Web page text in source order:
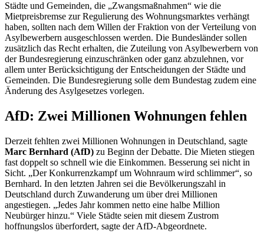
Städte und Gemeinden, die „Zwangsmaßnahmen“ wie die
Mietpreisbremse zur Regulierung des Wohnungsmarktes verhängt
haben, sollten nach dem Willen der Fraktion von der Verteilung von
Asylbewerbern ausgeschlossen werden. Die Bundesländer sollen
zusätzlich das Recht erhalten, die Zuteilung von Asylbewerbern von
der Bundesregierung einzuschränken oder ganz abzulehnen, vor
allem unter Berücksichtigung der Entscheidungen der Städte und
Gemeinden. Die Bundesregierung solle dem Bundestag zudem eine
Änderung des Asylgesetzes vorlegen.
AfD: Zwei Millionen Wohnungen fehlen
Derzeit fehlten zwei Millionen Wohnungen in Deutschland, sagte
Marc Bernhard (AfD) zu Beginn der Debatte. Die Mieten stiegen
fast doppelt so schnell wie die Einkommen. Besserung sei nicht in
Sicht. „Der Konkurrenzkampf um Wohnraum wird schlimmer“, so
Bernhard. In den letzten Jahren sei die Bevölkerungszahl in
Deutschland durch Zuwanderung um über drei Millionen
angestiegen. „Jedes Jahr kommen netto eine halbe Million
Neubürger hinzu.“ Viele Städte seien mit diesem Zustrom
hoffnungslos überfordert, sagte der AfD-Abgeordnete.